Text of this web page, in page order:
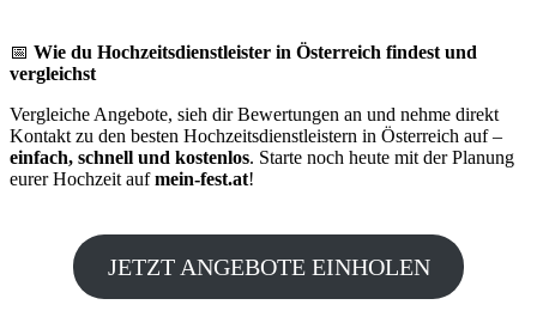
📅 Wie du Hochzeitsdienstleister in Österreich findest und
vergleichst
Vergleiche Angebote, sieh dir Bewertungen an und nehme direkt
Kontakt zu den besten Hochzeitsdienstleistern in Österreich auf –
einfach, schnell und kostenlos. Starte noch heute mit der Planung
eurer Hochzeit aufmein-fest.at!
JETZT ANGEBOTE EINHOLEN